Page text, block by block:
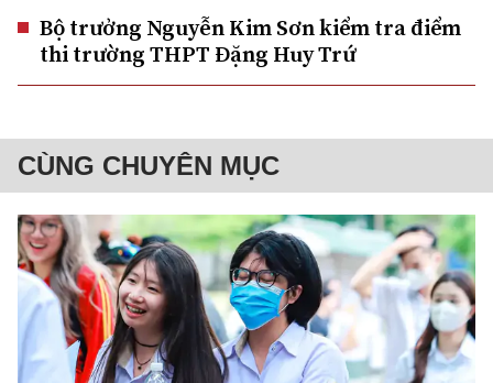
Bộ trưởng Nguyễn Kim Sơn kiểm tra điểm
thi trường THPT Đặng Huy Trứ
CÙNG CHUYÊN MỤC